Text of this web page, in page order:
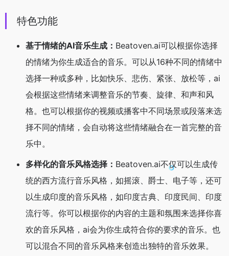
特色功能
基于情绪的AI音乐生成： Beatoven.ai可以根据你选择
的情绪为你生成适合的音乐。可以从16种不同的情绪中
选择一种或多种，比如快乐、悲伤、紧张、放松等，ai
会根据这些情绪来调整音乐的节奏、旋律、和声和风
格。也可以根据你的视频或播客中不同场景或段落来选
择不同的情绪，会自动将这些情绪融合在一首完整的音
乐中。
多样化的音乐风格选择： Beatoven.ai不仅可以生成传
统的西方流行音乐风格，如摇滚、爵士、电子等，还可
以生成印度的音乐风格，如印度古典、印度民间、印度
流行等。你可以根据你的内容的主题和氛围来选择你喜
欢的音乐风格，ai会为你生成符合你的要求的音乐。也
可以混合不同的音乐风格来创造出独特的音乐效果。